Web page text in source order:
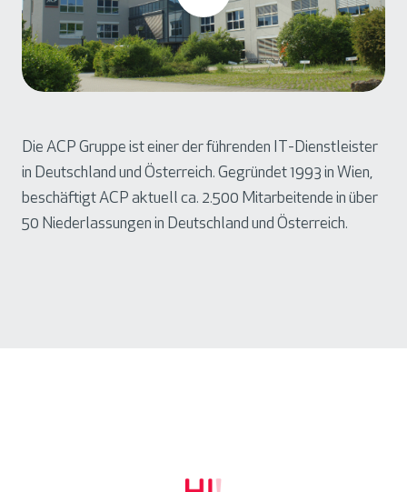
Die ACP Gruppe ist einer derführenden IT-Dienstleister
in Deutschland und Österreich. Gegründet 1993 in Wien,
beschäftigt ACP aktuell ca. 2.500 Mitarbeitende in über
50 Niederlassungen in Deutschland und Österreich.